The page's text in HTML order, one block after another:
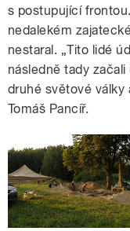
s postupující
nedalekém
nestaral. „Tito lidé
následně tady
druhé světové
Tomáš Pancíř.